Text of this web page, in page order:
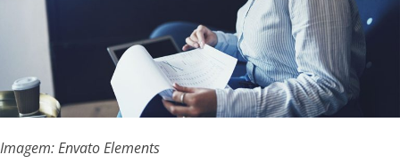
Imagem: Envato Elements